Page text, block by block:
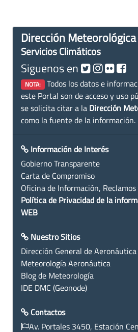
Dirección
Servicios Climáticos
Siguenos en
NOTA: Todos los datos e
este Portal son de acceso y uso
se solicita citar a la Dirección
como la fuente de la información.
Información de Interés
Gobierno Transparente
Carta de Compromiso
Oficina de Información,
Política de Privacidad de la
WEB
Nuestro Sitios
Dirección General de Aeronáutica
Meteorología Aeronáutica
Blog de Meteorología
IDE DMC (Geonode)
Contactos
Av. Portales 3450, Estación